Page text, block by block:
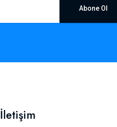
Abone Ol
İletişim